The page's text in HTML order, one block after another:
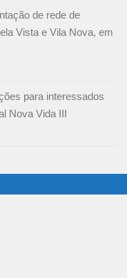
de rede de
Vista e Vila Nova, em
para interessados
Nova Vida III